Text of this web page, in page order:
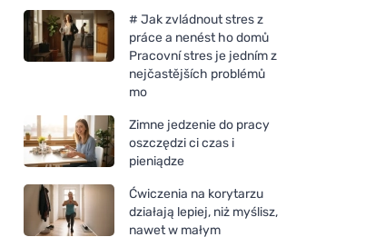
# Jak zvládnout stres z
práce a nenést ho domů
Pracovní stres je jedním z
nejčastějších problémů
mo
Zimne jedzenie do pracy
oszczędzi ci czas i
pieniądze
Ćwiczenia na korytarzu
działają lepiej, niż myślisz,
nawet w małym